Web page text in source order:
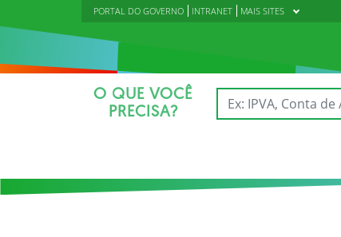
PORTAL DO GOVERNO INTRANET MAIS SITES
O QUE VOCÊ
PRECISA?